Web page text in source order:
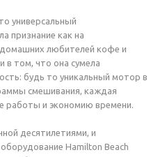
универсальный
признание как на
домашних любителей кофе и
в том, что она сумела
будь то уникальный мотор в
смешивания, каждая
работы и экономию времени.
десятилетиями, и
Hamilton Beach